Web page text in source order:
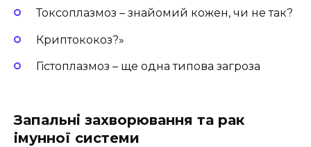
Токсоплазмоз – знайомий кожен, чи не так?
Криптококоз?»
Гістоплазмоз – ще одна типова загроза
Запальні захворювання та рак
імунної системи